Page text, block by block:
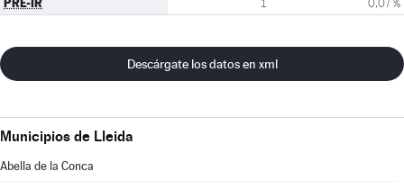
1 0,07 %
Descárgate los datos en xml
Municipios de Lleida
Abella de la Conca